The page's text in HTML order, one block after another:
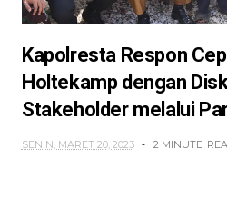
Kapolresta Respon
Holtekamp dengan
Stakeholder melalui
SENIN, MARET 20, 2023 2 MINUTE